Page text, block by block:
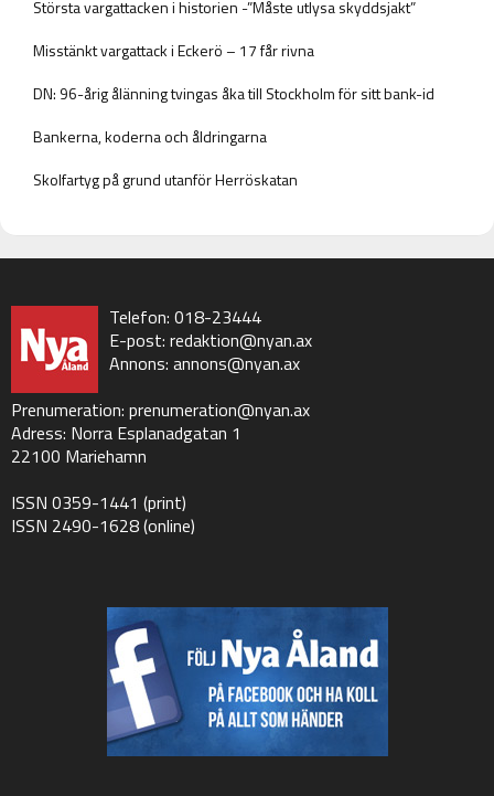
Största vargattacken i historien -”Måste utlysa skyddsjakt”
Misstänkt vargattack i Eckerö – 17 får rivna
DN: 96-årig ålänning tvingas åka till Stockholm för sitt bank-id
Bankerna, koderna och åldringarna
Skolfartyg på grund utanför Herröskatan
Telefon: 018-23444
E-post: redaktion@nyan.ax
Annons: annons@nyan.ax
Prenumeration: prenumeration@nyan.ax
Adress: Norra Esplanadgatan 1
22100 Mariehamn
ISSN 0359-1441 (print)
ISSN 2490-1628 (online)